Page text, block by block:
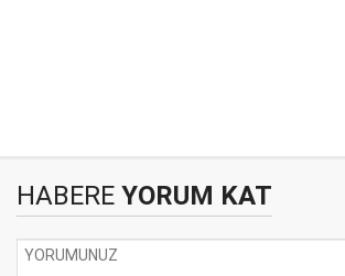
HABERE YORUM KAT